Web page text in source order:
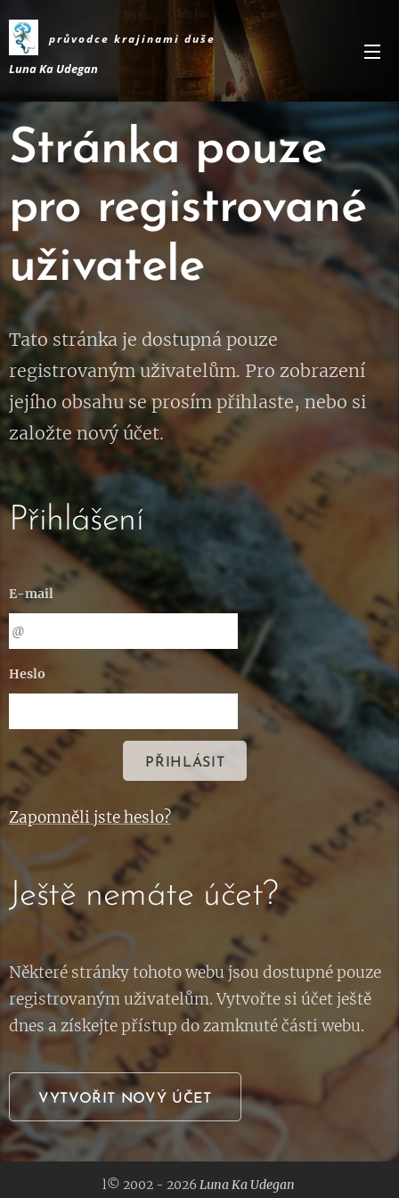
průvodce krajinami duše
Luna Ka Udegan
Stránka pouze
pro registrované
uživatele
Tato stránka je dostupná pouze
registrovaným uživatelům. Pro zobrazení
jejího obsahu se prosím přihlaste, nebo si
založte nový účet.
Přihlášení
E-mail
Heslo
PŘIHLÁSIT
Zapomněli jste heslo?
Ještě nemáte účet?
Některé stránky tohoto webu jsou dostupné pouze
registrovaným uživatelům. Vytvořte si účet ještě
dnes a získejte přístup do zamknuté části webu.
VYTVOŘIT NOVÝ ÚČET
l© 2002 - 2026 Luna Ka Udegan